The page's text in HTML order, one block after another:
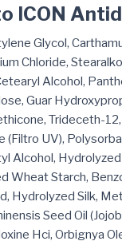
ICON
Glycol,
Chloride,
Alcohol,
Guar
Trideceth-
(Filtro UV),
Alcohol,
Wheat Starch,
Hydrolyzed Silk,
Seed Oil
Hci, Orbignya